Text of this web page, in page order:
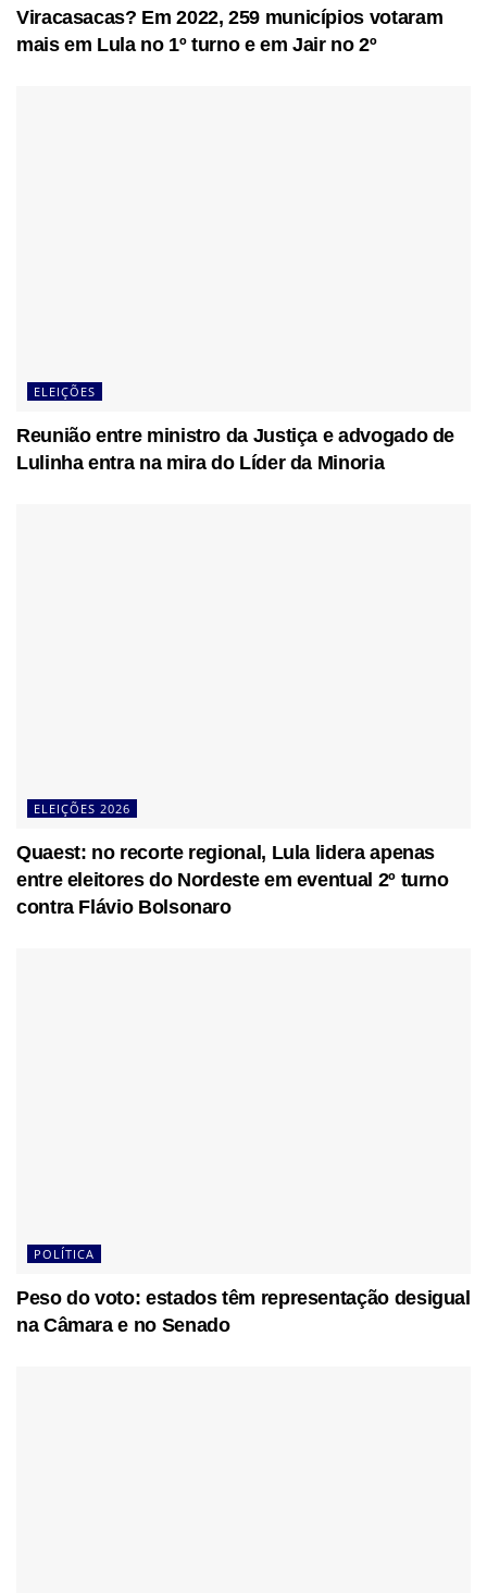
Viracasacas? Em 2022, 259 municípios votaram
mais em Lula no 1º turno e em Jair no 2º
ELEIÇÕES
Reunião entre ministro da Justiça e advogado de
Lulinha entra na mira do Líder da Minoria
ELEIÇÕES 2026
Quaest: no recorte regional, Lula lidera apenas
entre eleitores do Nordeste em eventual 2º turno
contra Flávio Bolsonaro
POLÍTICA
Peso do voto: estados têm representação desigual
na Câmara e no Senado